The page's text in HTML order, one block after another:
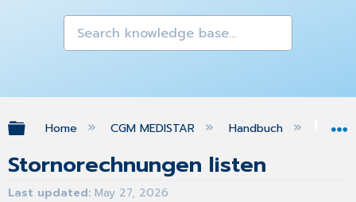
Expand/collapse global hierarchy
Home CGM MEDISTAR Handbuch
Stornorechnungen listen
Last updated May 27, 2026